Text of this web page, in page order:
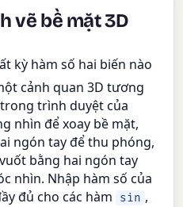
vẽ bề mặt 3D
kỳ hàm số hai biến nào
cảnh quan 3D tương
trình duyệt của
nhìn để xoay bề mặt,
ngón tay để thu phóng,
bằng hai ngón tay
nhìn. Nhập hàm số của
đủ cho các hàm
sin ,